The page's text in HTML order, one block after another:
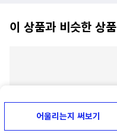
이 상품과 비슷한 상품
어울리는지 써보기